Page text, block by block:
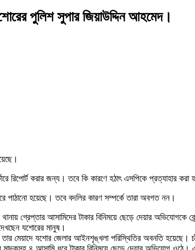
পুলিশ সুপার জিয়াউদ্দিন আহমেদ।
রিপোর্ট করার জন্য। তবে কি কারণে হঠাৎ এসপিকে প্রত্যাহার করা
পাঠানো হয়েছে। তবে বদলির কারণ সম্পর্কে তারা অবগত নন।
গ্রেপ্তার আসামিদের টাকার বিনিময়ে ছেড়ে দেয়ার অভিযোগকে
যশোরের মানুষ।
যশোর জেলার আইনশৃঙ্খলা পরিস্থিতির অবনতি হয়েছে।